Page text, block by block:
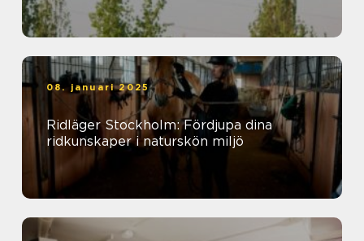
08. januari 2025
Ridläger Stockholm: Fördjupa dina
ridkunskaper i naturskön miljö